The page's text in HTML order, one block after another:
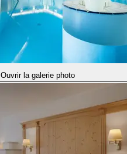
Ouvrir la galerie photo